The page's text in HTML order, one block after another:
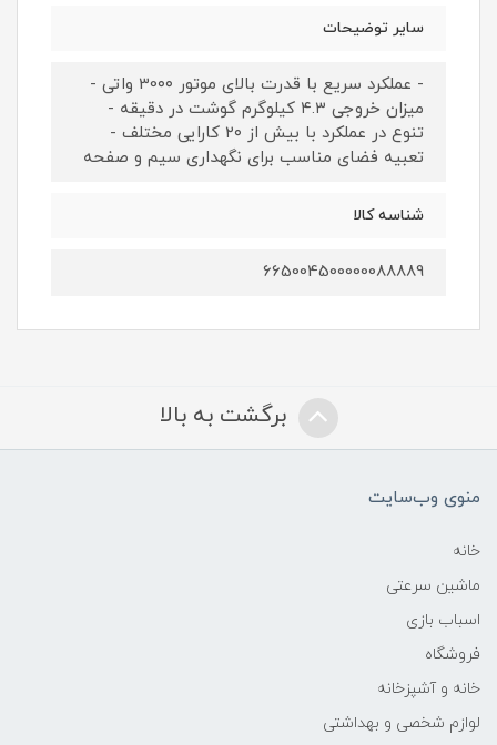
سایر توضیحات
- عملکرد سریع با قدرت بالای موتور 30۰۰ واتی -
میزان خروجی ۴.۳ کیلوگرم گوشت در دقیقه -
تنوع در عملکرد با بیش از ۲۰ کارایی مختلف -
تعبیه فضای مناسب برای نگهداری سیم و صفحه
شناسه کالا
665004500000088889
برگشت به بالا
منوی وب‌سایت
خانه
ماشین سرعتی
اسباب بازی
فروشگاه
خانه و آشپزخانه
لوازم شخصی و بهداشتی